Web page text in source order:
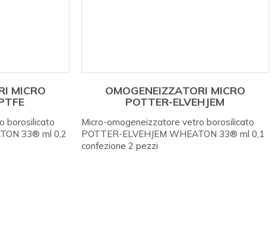
MICRO
borosilicato
33® ml 0,2
OMOGENEIZZATORI MICRO
POTTER-ELVEHJEM
Micro-omogeneizzatore vetro borosilicato
POTTER-ELVEHJEM WHEATON 33® ml 0,1
confezione 2 pezzi